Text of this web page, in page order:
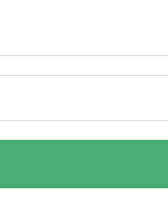
ein. Während